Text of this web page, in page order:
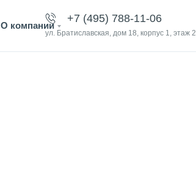
О компании
+7 (495) 788-11-06
ул. Братиславская, дом 18, корпус 1, этаж 2